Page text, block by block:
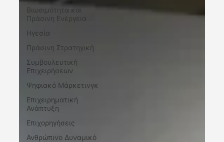
Βιωσιμότητα και
Πράσινη Ενέργεια
Ηγεσία
Πράσινη Στρατηγική
Συμβουλευτική
Επιχειρήσεων
Ψηφιακό Μάρκετινγκ
Επιχειρηματική
Ανάπτυξη
Επιχορηγήσεις
Ανθρώπινο Δυναμικό